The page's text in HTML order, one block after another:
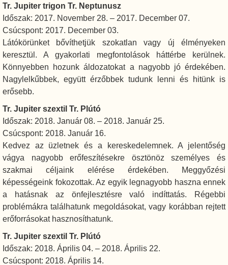
Tr. Jupiter trigon Tr. Neptunusz
Időszak: 2017. November 28. – 2017. December 07.
Csúcspont: 2017. December 03.
Látókörünket bővíthetjük szokatlan vagy új élményeken
keresztül. A gyakorlati megfontolások háttérbe kerülnek.
Könnyebben hozunk áldozatokat a nagyobb jó érdekében.
Nagylelkűbbek, együtt érzőbbek tudunk lenni és hitünk is
erősebb.
Tr. Jupiter szextil Tr. Plútó
Időszak: 2018. Január 08. – 2018. Január 25.
Csúcspont: 2018. Január 16.
Kedvez az üzletnek és a kereskedelemnek. A jelentőség
vágya nagyobb erőfeszítésekre ösztönöz személyes és
szakmai céljaink elérése érdekében. Meggyőzési
képességeink fokozottak. Az egyik legnagyobb haszna ennek
a hatásnak az önfejlesztésre való indíttatás. Régebbi
problémákra találhatunk megoldásokat, vagy korábban rejtett
erőforrásokat hasznosíthatunk.
Tr. Jupiter szextil Tr. Plútó
Időszak: 2018. Április 04. – 2018. Április 22.
Csúcspont: 2018. Április 14.